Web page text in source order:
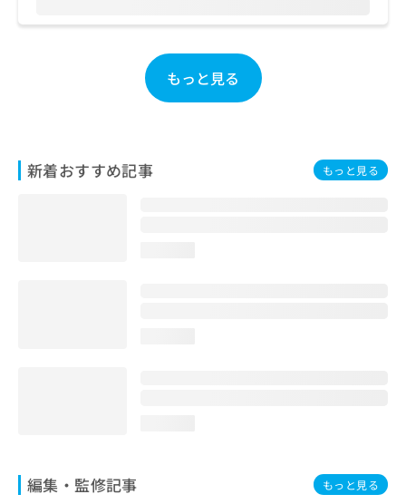
もっと見る
新着おすすめ記事 もっと見る
編集・監修記事 もっと見る
問
ら